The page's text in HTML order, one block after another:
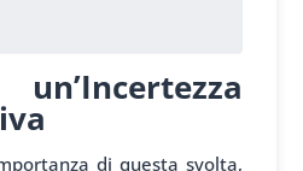
di questa svolta,